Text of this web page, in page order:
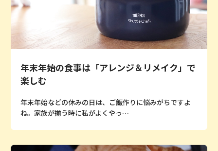
年末年始の食事は「アレンジ＆リメイク」で
楽しむ
年末年始などの休みの日は、ご飯作りに悩みがちですよ
ね。家族が揃う時に私がよくやっ…